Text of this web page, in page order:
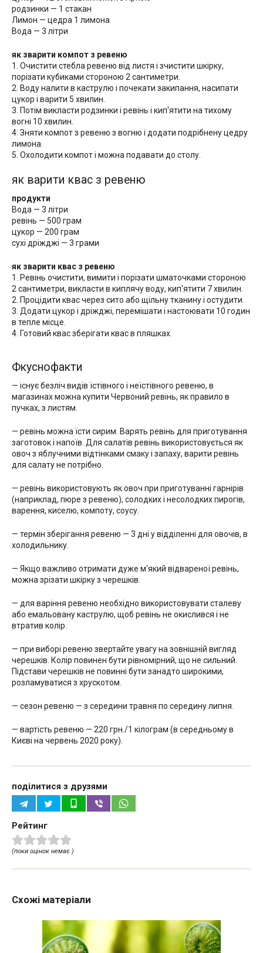
родзинки — 1 стакан
Лимон — цедра 1 лимона
Вода — 3 літри
як зварити компот з ревеню
1. Очистити стебла ревеню від листя і зчистити шкірку,
порізати кубиками стороною 2 сантиметри.
2. Воду налити в каструлю і почекати закипання, насипати
цукор і варити 5 хвилин.
3. Потім викласти родзинки і ревінь і кип'ятити на тихому
вогні 10 хвилин.
4. Зняти компот з ревеню з вогню і додати подрібнену цедру
лимона.
5. Охолодити компот і можна подавати до столу.
як варити квас з ревеню
продукти
Вода — 3 літри
ревінь — 500 грам
цукор — 200 грам
сухі дріжджі — 3 грами
як зварити квас з ревеню
1. Ревінь очистити, вимити і порізати шматочками стороною
2 сантиметри, викласти в киплячу воду, кип'ятити 7 хвилин.
2. Процідити квас через сито або щільну тканину і остудити.
3. Додати цукор і дріжджі, перемішати і настоювати 10 годин
в тепле місце.
4. Готовий квас зберігати квас в пляшках.
Фкуснофакти
— існує безліч видів їстівного і неїстівного ревеню, в
магазинах можна купити Червоний ревінь, як правило в
пучках, з листям.
— ревінь можна їсти сирим. Варять ревінь для приготування
заготовок і напоїв. Для салатів ревінь використовується як
овоч з яблучними відтінками смаку і запаху, варити ревінь
для салату не потрібно.
— ревінь використовують як овоч при приготуванні гарнірів
(наприклад, пюре з ревеню), солодких і несолодких пирогів,
варення, киселю, компоту, соусу.
— термін зберігання ревеню — 3 дні у відділенні для овочів, в
холодильнику.
— Якщо важливо отримати дуже м'який відвареної ревінь,
можна зрізати шкірку з черешків.
— для варіння ревеню необхідно використовувати сталеву
або емальовану каструлю, щоб ревінь не окислився і не
втратив колір.
— при виборі ревеню звертайте увагу на зовнішній вигляд
черешків. Колір повинен бути рівномірний, що не сильний.
Підстави черешків не повинні бути занадто широкими,
розламуватися з хрускотом.
— сезон ревеню — з середини травня по середину липня.
— вартість ревеню — 220 грн./1 кілограм (в середньому в
Києві на червень 2020 року).
поділитися з друзями
Рейтинг
(поки оцінок немає )
Схожі матеріали